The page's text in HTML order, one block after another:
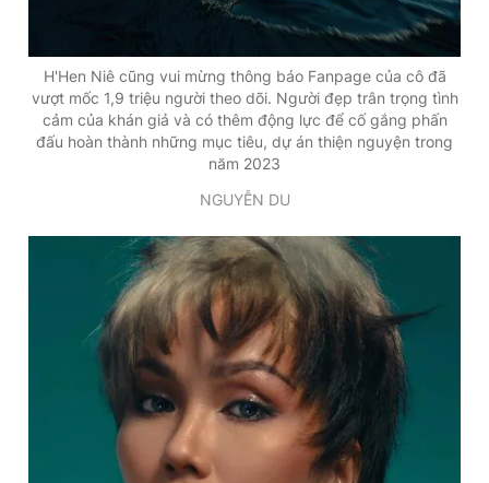
H'Hen Niê cũng vui mừng thông báo Fanpage của cô đã
vượt mốc 1,9 triệu người theo dõi. Người đẹp trân trọng tình
cảm của khán giả và có thêm động lực để cố gắng phấn
đấu hoàn thành những mục tiêu, dự án thiện nguyện trong
năm 2023
NGUYỄN DU